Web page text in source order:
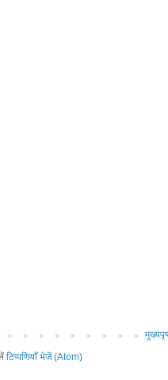
टिप्पणियाँ भेजें (Atom)